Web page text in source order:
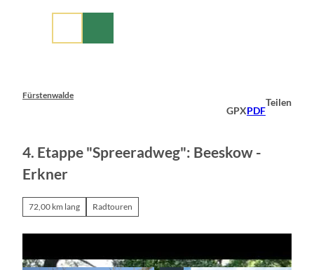
Fürstenwalde
GPXPDF
Teilen
4. Etappe "Spreeradweg": Beeskow -
Erkner
72,00 km lang Radtouren